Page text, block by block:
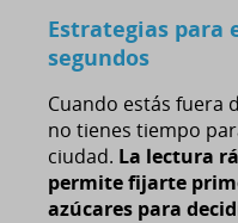
Estrategias para
segundos
Cuando estás fuera
no tienes tiempo
ciudad. La lectura
permite fijarte
azúcares para